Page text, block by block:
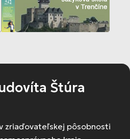
Štúra
zriaďovateľskej pôsobnosti